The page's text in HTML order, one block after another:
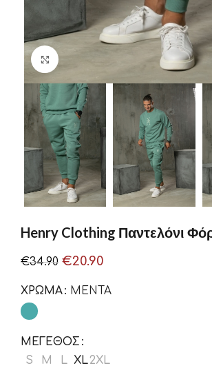
Henry Clothing Παντελόνι
€34.90 €20.90
ΧΡΏΜΑ ΜΕΝΤΑ
ΜΈΓΕΘΟΣ
S
M L XL2XL